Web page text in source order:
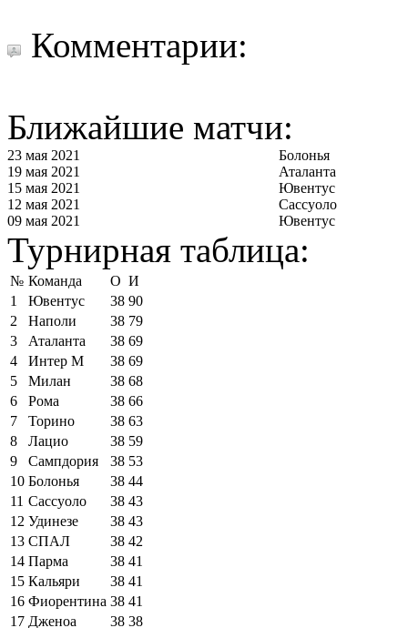
Комментарии:
Ближайшие матчи:
23 мая 2021
Болонья
19 мая 2021
Аталанта
15 мая 2021
Ювентус
12 мая 2021
Сассуоло
09 мая 2021
Ювентус
Турнирная таблица:
№ Команда О И
1
Ювентус 38 90
2
Наполи 38 79
3
Аталанта 38 69
4
Интер М 38 69
5
Милан 38 68
6
Рома 38 66
7
Торино 38 63
8
Лацио 38 59
9
Сампдория 38 53
10 Болонья 38 44
11 Сассуоло 38 43
12 Удинезе 38 43
13 СПАЛ 38 42
14 Парма 38 41
15 Кальяри 38 41
16 Фиорентина 38 41
17 Дженоа 38 38